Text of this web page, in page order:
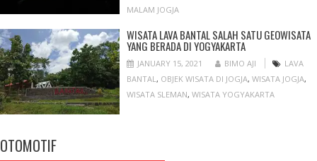
MALAM JOGJA
WISATA LAVA BANTAL SALAH SATU GEOWISATA
YANG BERADA DI YOGYAKARTA
JANUARY 15, 2021 BIMO AJI
LAVA
BANTAL , OBJEK WISATA DI JOGJA,WISATA JOGJA,
WISATA SLEMAN,WISATA YOGYAKARTA
OTOMOTIF